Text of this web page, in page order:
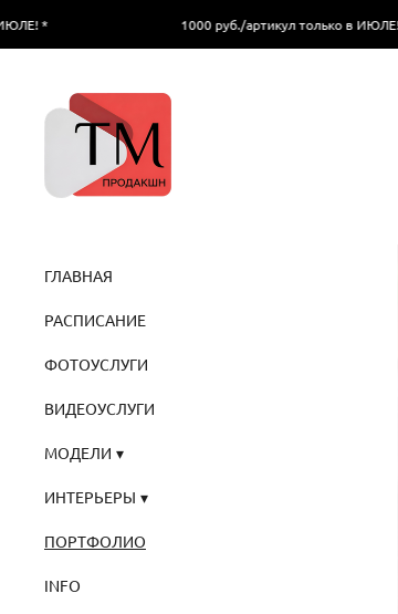
ГЛАВНАЯ
РАСПИСАНИЕ
ФОТОУСЛУГИ
ВИДЕОУСЛУГИ
МОДЕЛИ
ИНТЕРЬЕРЫ
ПОРТФОЛИО
INFO
1000 руб./артикул только в ИЮЛЕ! *